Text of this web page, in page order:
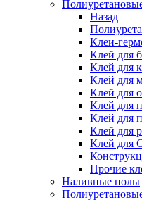
Назад
Клеи-
Клей для
Клей для
Клей для
Клей для
Клей для
Клей для
Клей для
Клей для
Прочие
Наливные полы